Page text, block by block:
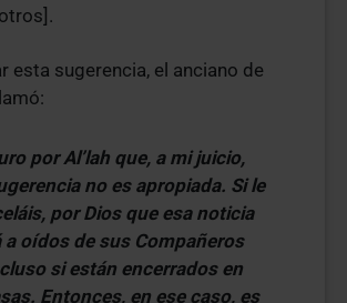
esta sugerencia, el anciano de
por Al’lah que, a mi juicio,
no es apropiada. Si le
por Dios que esa noticia
a oídos de sus Compañeros
si están encerrados en
Entonces, en ese caso, es